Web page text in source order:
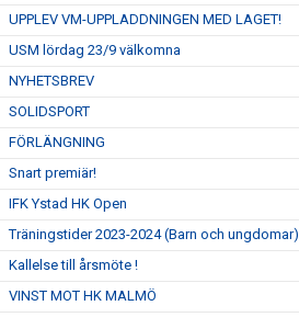
UPPLEV VM-UPPLADDNINGEN MED LAGET!
USM lördag 23/9 välkomna
NYHETSBREV
SOLIDSPORT
FÖRLÄNGNING
Snart premiär!
IFK Ystad HK Open
Träningstider 2023-2024 (Barn och ungdomar)
Kallelse till årsmöte !
VINST MOT HK MALMÖ